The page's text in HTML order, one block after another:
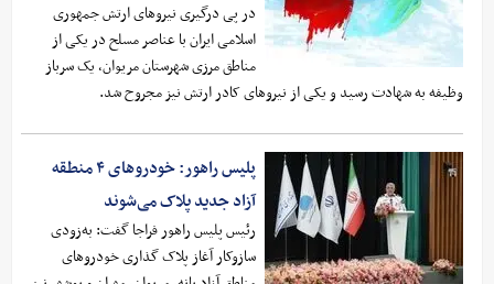
در پی درگیری نیروهای ارتش جمهوری
اسلامی ایران با عناصر مسلح در یکی از
مناطق مرزی شهرستان مریوان، یک سرباز
وظیفه به شهادت رسید و یکی از نیروهای کادر ارتش نیز مجروح شد.
پلیس راهور: خودروهای ۴ منطقه
آزاد جدید پلاک می‌شوند
رئیس پلیس راهور فراجا گفت: به‌زودی
سازوکار آغاز پلاک گذاری خودروهای